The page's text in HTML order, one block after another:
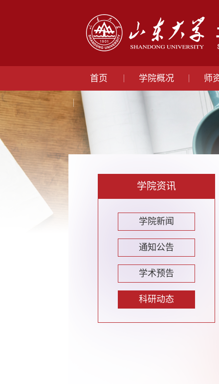
首页 学院概况 师
学院资讯
学院新闻
通知公告
学术预告
科研动态